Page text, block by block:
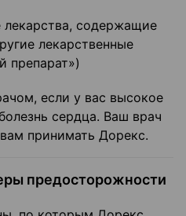
лекарства, содержащие
лекарственные
препарат»)
если у вас высокое
сердца. Ваш врач
принимать Дорекс.
предосторожности